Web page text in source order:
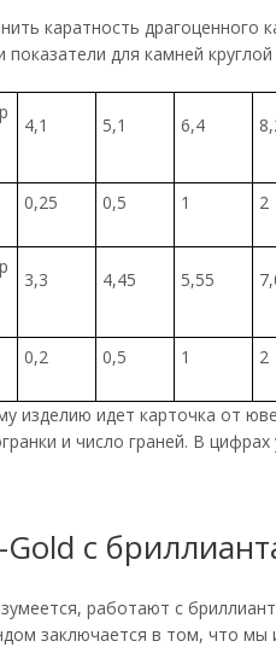
каратность
для камней
4,1 5,1 6,4
0,25 0,5 1 2
3,3 4,45 5,55
0,2 0,5 1 2
изделию идет карточка от
и число граней. В
с
работают с
заключается в том, что